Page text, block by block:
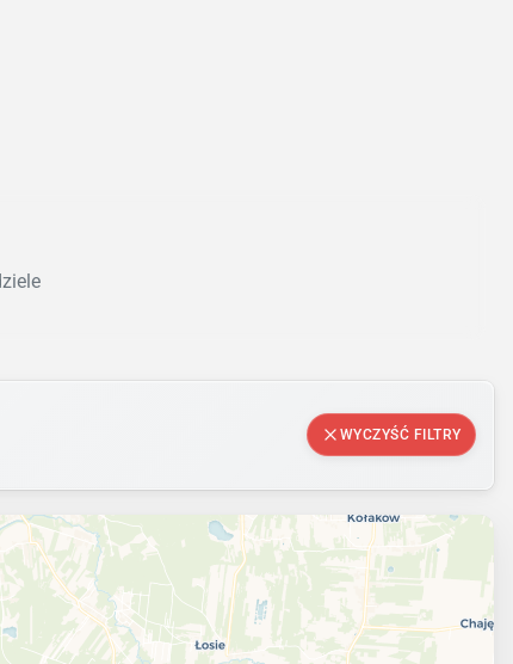
WYCZYŚĆ FILTRY